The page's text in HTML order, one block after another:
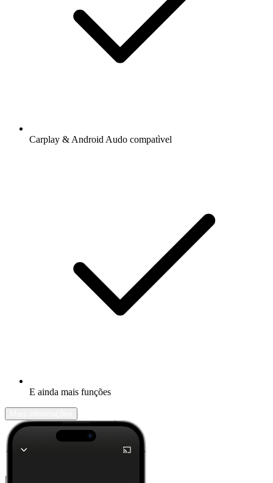
Carplay & Android Audo compatìvel
E ainda mais funções